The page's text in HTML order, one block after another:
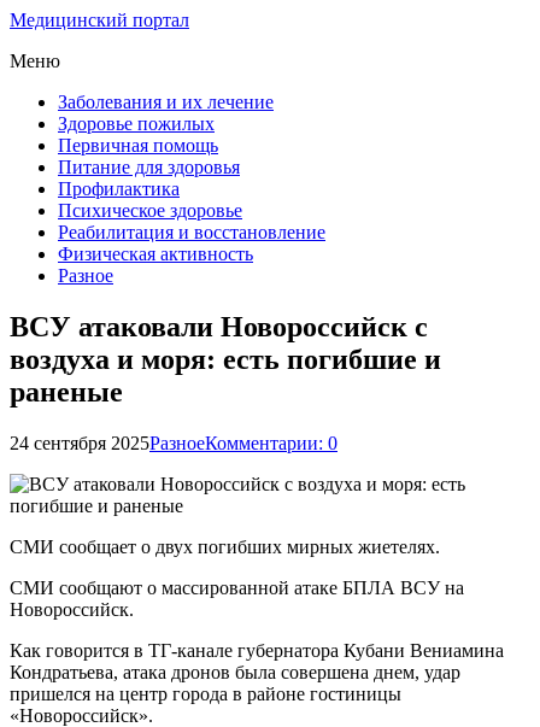
Медицинский портал
Меню
Заболевания и их лечение
Здоровье пожилых
Первичная помощь
Питание для здоровья
Профилактика
Психическое здоровье
Реабилитация и восстановление
Физическая активность
Разное
ВСУ атаковали Новороссийск с
воздуха и моря: есть погибшие и
раненые
24 сентября 2025РазноеКомментарии: 0
СМИ сообщает о двух погибших мирных жиетелях.
СМИ сообщают о массированной атаке БПЛА ВСУ на
Новороссийск.
Как говорится в ТГ-канале губернатора Кубани Вениамина
Кондратьева, атака дронов была совершена днем, удар
пришелся на центр города в районе гостиницы
«Новороссийск».